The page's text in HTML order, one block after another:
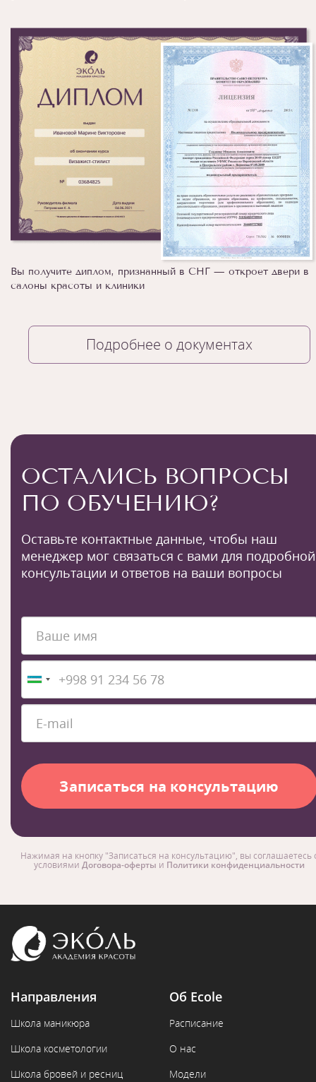
Вы получите диплом, признанный в СНГ — откроет двери в
салоны красоты и клиники
Подробнее о документах
ОСТАЛИСЬ ВОПРОСЫ
ПО ОБУЧЕНИЮ?
Оставьте контактные данные, чтобы наш
менеджер мог связаться с вами для подробной
консультации и ответов на ваши вопросы
Нажимая на кнопку "Записаться на консультацию", вы соглашаетесь
условиями Договора-оферты и Политики конфиденциальности
Направления
Школа маникюра
Школа косметологии
Школа бровей и ресниц
Об Ecole
Расписание
О нас
Модели